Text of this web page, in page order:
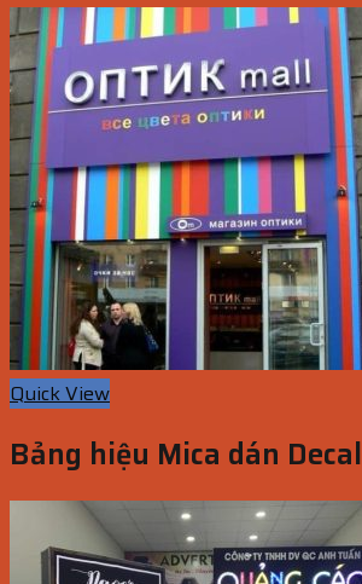
Quick View
Bảng hiệu Mica dán Decal